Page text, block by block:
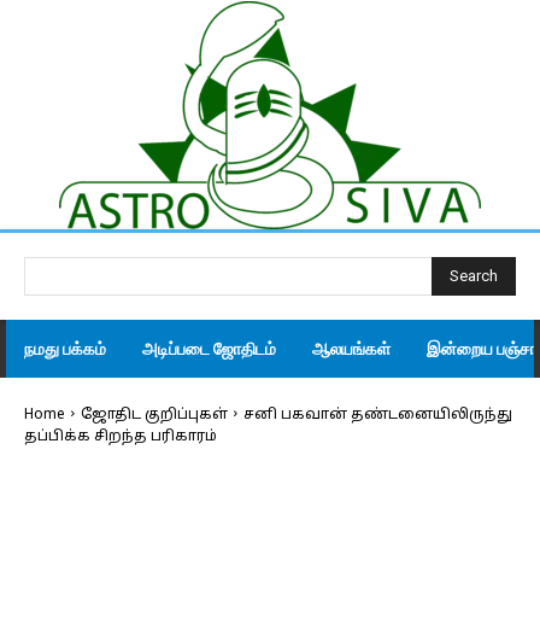
Search
நமது பக்கம் அடிப்படை ஜோதிடம் ஆலயங்கள் இன்றைய
Home ஜோதிட குறிப்புகள்
சனி பகவான் தண்டனையிலிருந்து
தப்பிக்க சிறந்த பரிகாரம்